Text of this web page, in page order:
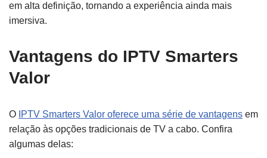
em alta definição, tornando a experiência ainda mais
imersiva.
Vantagens do IPTV Smarters
Valor
O IPTV Smarters Valor oferece uma série de vantagens em
relação às opções tradicionais de TV a cabo. Confira
algumas delas: